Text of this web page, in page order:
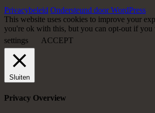
Privacybeleid Ondersteund door WordPress
This website uses cookies to improve your
you're ok with this, but you can opt-out if you
settings
ACCEPT
Sluiten
Privacy Overview